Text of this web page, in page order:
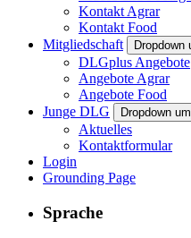
Kontakt Agrar
Kontakt Food
Mitgliedschaft
Dropdown
DLGplus Angebote
Angebote Agrar
Angebote Food
Junge DLG
Dropdown
Aktuelles
Kontaktformular
Login
Grounding Page
Sprache